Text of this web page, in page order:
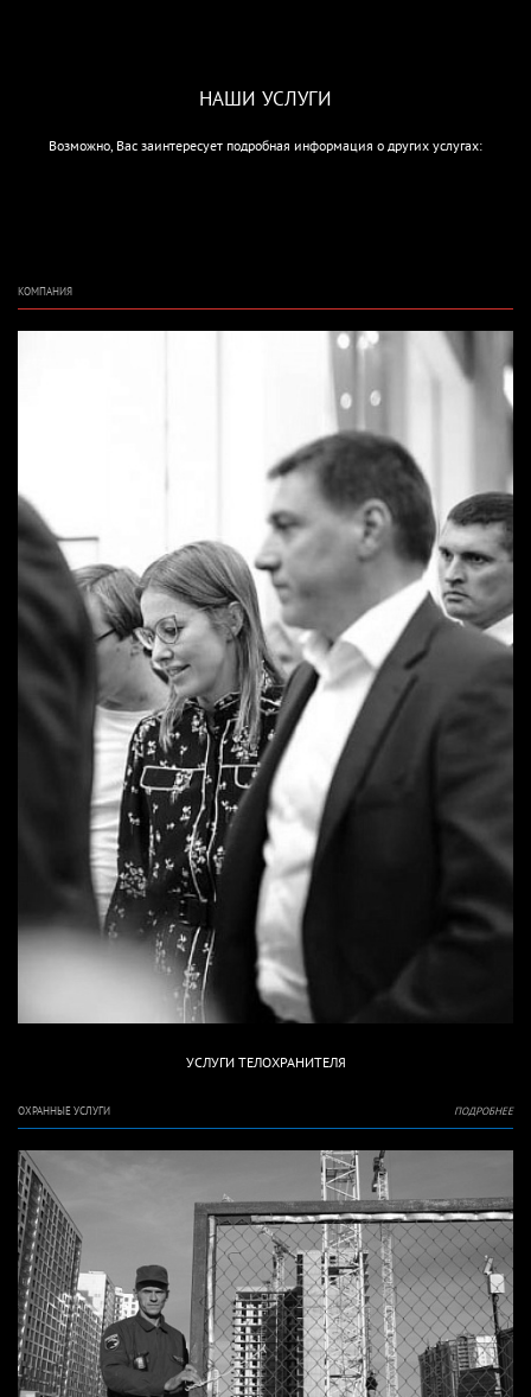
НАШИ УСЛУГИ
Возможно, Вас заинтересует подробная информация о других услугах:
КОМПАНИЯ
УСЛУГИ ТЕЛОХРАНИТЕЛЯ
ОХРАННЫЕ УСЛУГИ ПОДРОБНЕЕ